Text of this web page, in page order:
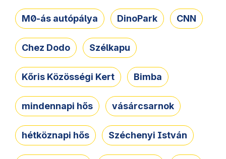
M0-ás autópálya DinoPark CNN
Chez Dodo Szélkapu
Kőris Közösségi Kert Bimba
mindennapi hős vásárcsarnok
hétköznapi hős Széchenyi István